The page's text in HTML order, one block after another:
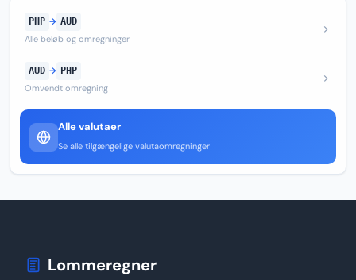
PHP → AUD
Alle beløb og omregninger
AUD → PHP
Omvendt omregning
Alle valutaer
Se alle tilgængelige valutaomregninger
Lommeregner